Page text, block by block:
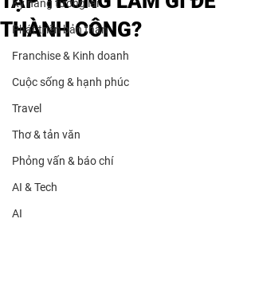
Kỹ năng tương lai
Phát triển bản thân
Franchise & Kinh doanh
Cuộc sống & hạnh phúc
Travel
Thơ & tản văn
Phỏng vấn & báo chí
AI & Tech
AI
THÀNH CÔNG?